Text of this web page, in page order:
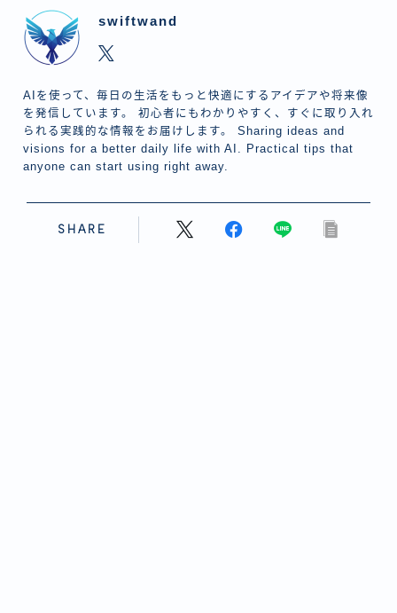
swiftwand
AIを使って、毎日の生活をもっと快適にするアイデアや将来像
を発信しています。 初心者にもわかりやすく、すぐに取り入れ
られる実践的な情報をお届けします。 Sharing ideas and
visions for a better daily life with AI. Practical tips that
anyone can start using right away.
SHARE